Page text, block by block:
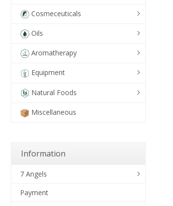
Cosmeceuticals
Oils
Aromatherapy
Equipment
Natural Foods
Miscellaneous
Information
7 Angels
Payment